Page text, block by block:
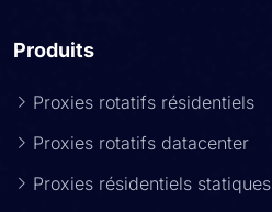
Produits
Proxies rotatifs résidentiels
Proxies rotatifs datacenter
Proxies résidentiels statiques